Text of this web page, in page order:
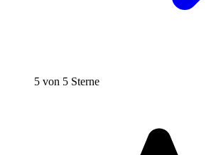
5 von 5 Sterne